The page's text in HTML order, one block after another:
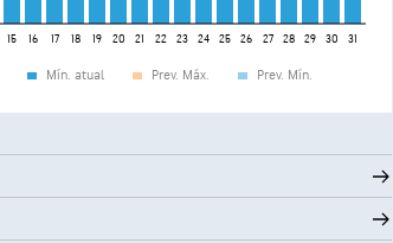
15 16 17 18 19 20 21 22 23 24 25 26 27 28 29 30 31
Mín. atual Prev. Máx. Prev. Mín.